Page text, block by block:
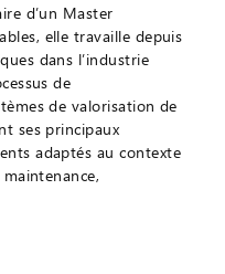
d’un Master
elle travaille depuis
dans l’industrie
de
de valorisation de
ses principaux
adaptés au contexte